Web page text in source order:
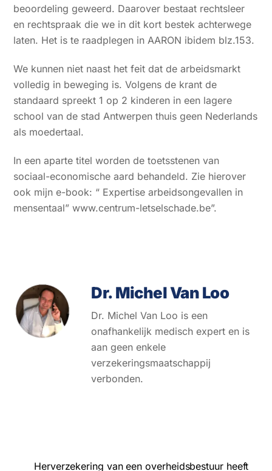
beoordeling geweerd. Daarover bestaat rechtsleer
en rechtspraak die we in dit kort bestek achterwege
laten. Het is te raadplegen in AARON ibidem blz.153.
We kunnen niet naast het feit dat de arbeidsmarkt
volledig in beweging is. Volgens de krant de
standaard spreekt 1 op 2 kinderen in een lagere
school van de stad Antwerpen thuis geen Nederlands
als moedertaal.
In een aparte titel worden de toetsstenen van
sociaal-economische aard behandeld. Zie hierover
ook mijn e-book: “ Expertise arbeidsongevallen in
mensentaal” www.centrum-letselschade.be”.
Dr. Michel Van Loo
Dr. Michel Van Loo is een
onafhankelijk medisch expert en is
aan geen enkele
verzekeringsmaatschappij
verbonden.
Herverzekering van een overheidsbestuur heeft